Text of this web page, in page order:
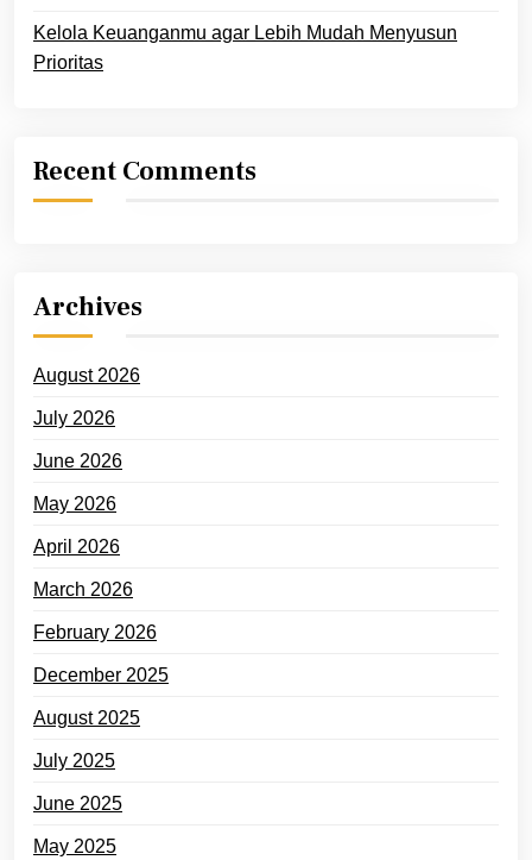
Kelola Keuanganmu agar Lebih Mudah Menyusun
Prioritas
Recent Comments
Archives
August 2026
July 2026
June 2026
May 2026
April 2026
March 2026
February 2026
December 2025
August 2025
July 2025
June 2025
May 2025